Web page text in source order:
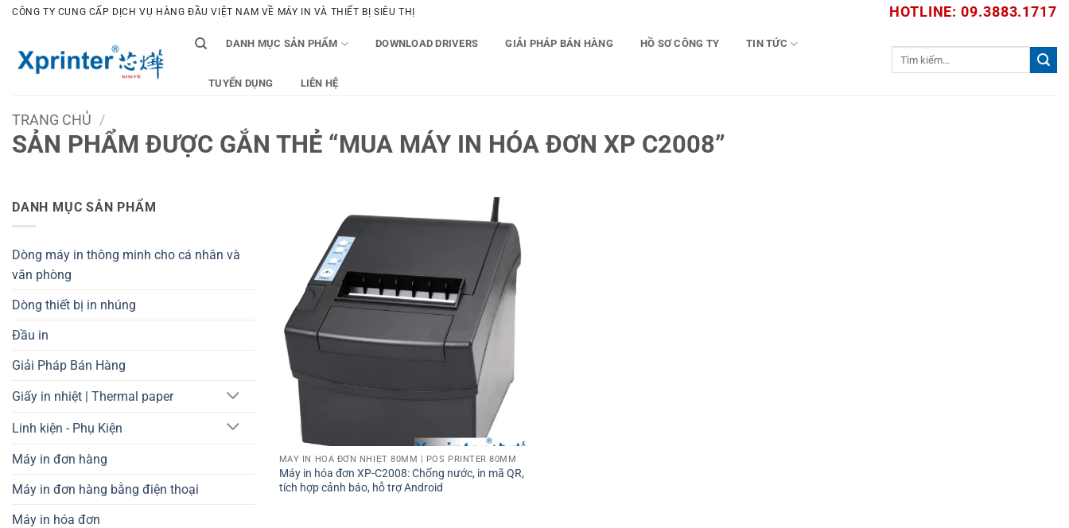
Bỏ
dung
CÔNG TY CUNG CẤP DỊCH VỤ HÀNG ĐẦU VIỆT NAM VỀ MÁY IN VÀ THIẾT BỊ SIÊU THỊ HOTLINE: 09.3883.1717
DANH MỤC SẢN PHẨM DOWNLOAD DRIVERS GIẢI PHÁP BÁN HÀNG HỒ SƠ CÔNG TY TIN TỨC
TUYỂN DỤNG LIÊN HỆ
TRANG CHỦ /
SẢN PHẨM ĐƯỢC GẮN THẺ “MUA MÁY IN HÓA ĐƠN XP C2008”
DANH MỤC SẢN PHẨM
Dòng máy in thông minh cho cá nhân và
văn phòng
Dòng thiết bị in nhúng
Đầu in
Giải Pháp Bán Hàng
Giấy in nhiệt | Thermal paper
Linh kiện - Phụ Kiện
Máy in đơn hàng
Máy in đơn hàng bằng điện thoại
Máy in hóa đơn
MÁY IN HÓA ĐƠN NHIỆT 80MM | POS PRINTER 80MM
Máy in hóa đơn XP-C2008: Chống nước, in mã QR,
tích hợp cảnh báo, hỗ trợ Android